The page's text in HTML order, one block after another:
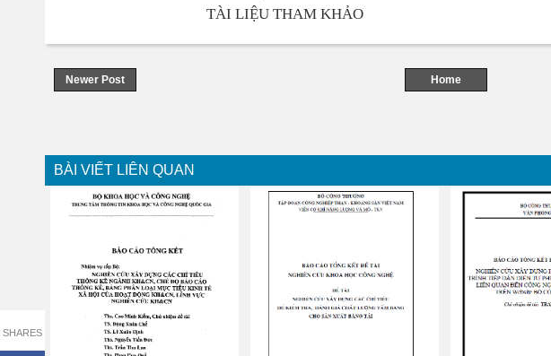
SHARES
TÀI LIỆU THAM KHẢO
Newer Post Home
BÀI VIẾT LIÊN QUAN